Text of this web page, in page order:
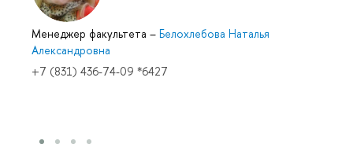
Менеджер факультета – Белохлебова Наталья
Александровна
+7 (831) 436-74-09 *6427